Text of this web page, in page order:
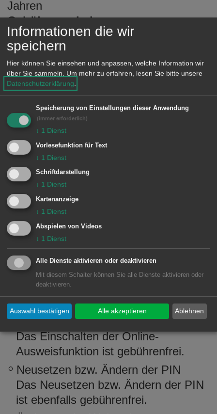
Jahren
Gebührenanhebungen:
13,00 Euro, bei Amtshandlung
außerhalb der Dienstzeit
13,00 Euro, bei Nichtzuständigkeit
innerhalb Deutschlands
30,00 Euro, bei Nichtzuständigkeit –
Person hat gewöhnlichen Aufenthalt
im Ausland
Wichtiger Hinweis
Eine vorzeitige Neubeantragung des
Personalausweises, bei einer
Restgültigkeit von sechs Monaten oder
mehr, kann laut § 6 Abs. 2 PAuswG nur
bei Vorlage eines berechtigten
Interesses erfolgen.
Verlängerungensind nicht möglich!
Änderungsdienste
Einschalten der Online-
Ausweisfunktion
Das Einschalten der Online-
Ausweisfunktion ist gebührenfrei.
Neusetzen bzw. Ändern der PIN
Das Neusetzen bzw. Ändern der PIN
ist ebenfalls gebührenfrei.
Informationen die wir
speichern
Hier können Sie einsehen und anpassen, welche Information wir
über Sie sammeln.
Um mehr zu erfahren, lesen Sie bitte unsere
Datenschutzerklärung
Speicherung von Einstellungen dieser Anwendung
(immer erforderlich)
↓ 1 Dienst
Vorlesefunktion für Text
↓ 1 Dienst
Schriftdarstellung
↓ 1 Dienst
Kartenanzeige
↓ 1 Dienst
Abspielen von Videos
↓ 1 Dienst
Alle Dienste aktivieren oder deaktivieren
Mit diesem Schalter können Sie alle Dienste aktivieren oder
deaktivieren.
Ablehnen
Auswahl bestätigen Alle akzeptieren